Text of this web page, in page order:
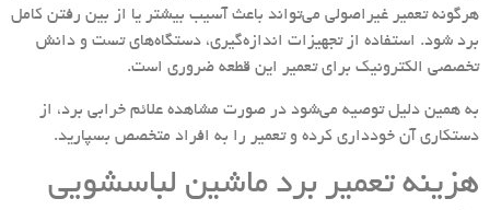
هرگونه تعمیر غیراصولی می‌تواند باعث آسیب بیشتر یا از بین رفتن کامل
برد شود. استفاده از تجهیزات اندازه‌گیری، دستگاه‌های تست و دانش
تخصصی الکترونیک برای تعمیر این قطعه ضروری است.
به همین دلیل توصیه می‌شود در صورت مشاهده علائم خرابی برد، از
دستکاری آن خودداری کرده و تعمیر را به افراد متخصص بسپارید.
هزینه تعمیر برد ماشین لباسشویی